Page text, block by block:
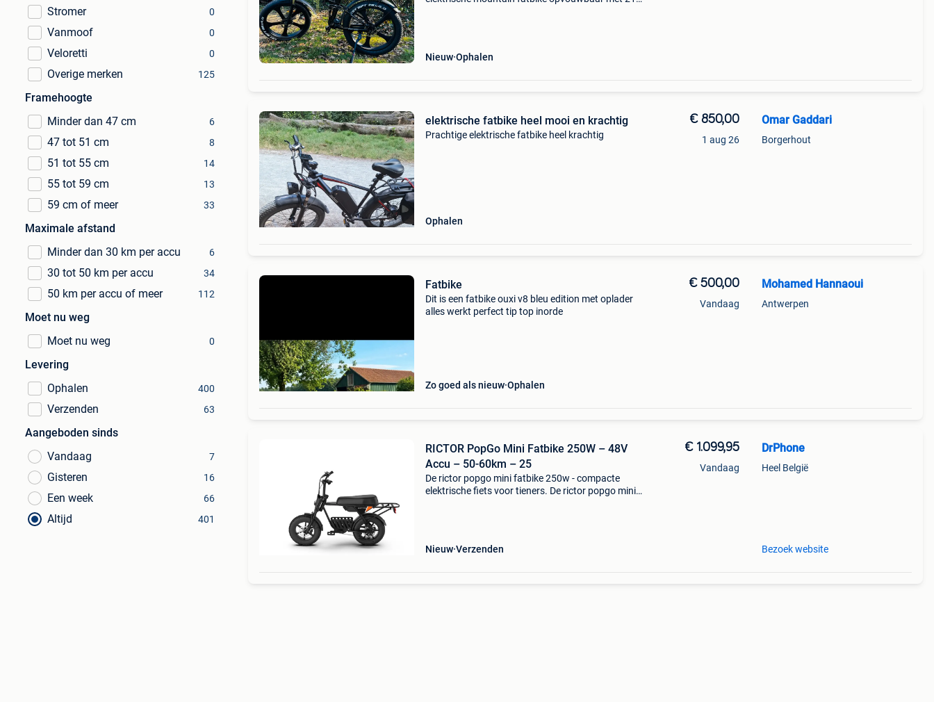
Stromer 0
Vanmoof 0
Veloretti 0
Overige merken 125
Framehoogte
Minder dan 47 cm
6
47 tot 51 cm 8
51 tot 55 cm 14
55 tot 59 cm 13
59 cm of meer 33
Maximale afstand
Minder dan 30 km per accu
6
30 tot 50 km per accu 34
50 km per accu of meer 112
Moet nu weg
Moet nu weg
0
Levering
Ophalen
400
Verzenden 63
Aangeboden sinds
Vandaag
7
Gisteren 16
Een week 66
Altijd 401
Nieuw Ophalen
elektrische fatbike heel mooi en krachtig
Prachtige elektrische fatbike heel krachtig
Ophalen
€ 850,00
1 aug 26
Omar Gaddari
Borgerhout
Fatbike
Dit is een fatbike ouxi v8 bleu edition met oplader
alles werkt perfect tip top inorde
Zo goed als nieuw Ophalen
€ 500,00
Vandaag
Mohamed Hannaoui
Antwerpen
RICTOR PopGo Mini Fatbike 250W – 48V
Accu – 50-60km – 25
De rictor popgo mini fatbike 250w - compacte
elektrische fiets voor tieners. De rictor popgo mini
Nieuw Verzenden
€ 1.099,95
Vandaag
DrPhone
Heel België
Bezoek website